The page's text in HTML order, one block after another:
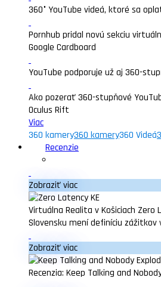
360° YouTube videá, ktoré sa
Pornhub pridal novú sekciu
Google Cardboard
YouTube podporuje už aj 360-
Ako pozerať 360-stupňové
Oculus Rift
Viac
360 kamery360 kamery360 Videá
Recenzie
Zobraziť viac
Virtuálna Realita v Košiciach Zero
Slovensku mení definíciu zážitkov
Zobraziť viac
Recenzia: Keep Talking and